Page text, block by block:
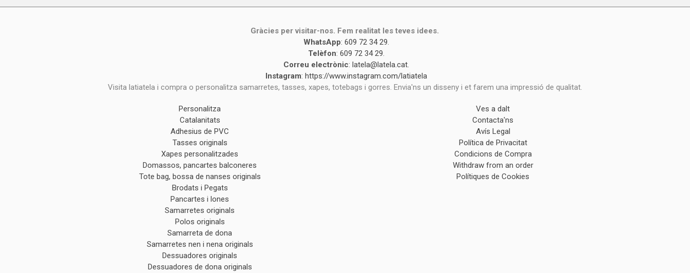
Gràcies per visitar-nos. Fem realitat les teves idees.
WhatsApp:609 72 34 29.
Telèfon:609 72 34 29.
Correu electrònic:latela@latela.cat.
Instagram:https://www.instagram.com/latiatela
Visita latiatela i compra o personalitza samarretes, tasses, xapes, totebags i gorres. Envia'ns un disseny i et farem una impressió de qualitat.
Personalitza
Catalanitats
Adhesius de PVC
Tasses originals
Xapes personalitzades
Domassos, pancartes balconeres
Tote bag, bossa de nanses originals
Brodats i Pegats
Pancartes i lones
Samarretes originals
Polos originals
Samarreta de dona
Samarretes nen i nena originals
Dessuadores originals
Dessuadores de dona originals
Ves a dalt
Contacta'ns
Avís Legal
Política de Privacitat
Condicions de Compra
Withdraw from an order
Polítiques de Cookies